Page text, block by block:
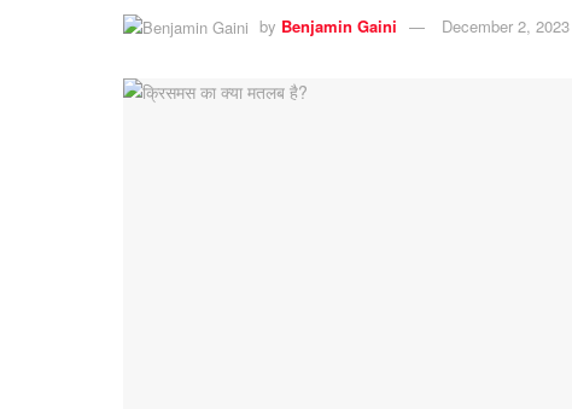
by Benjamin Gaini December 2, 2023